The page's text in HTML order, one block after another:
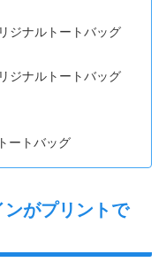
ジナルトートバッグ
ジナルトートバッグ
ートバッグ
がプリントで